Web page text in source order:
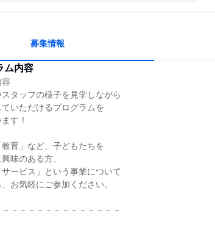
募集情報
ム内容
タッフの様子を見学しながら
いただけるプログラムを
す！
教育」など、子どもたちを
味のある方、
サービス」という事業について
お気軽にご参加ください。
－－－－－－－－－－－－－－